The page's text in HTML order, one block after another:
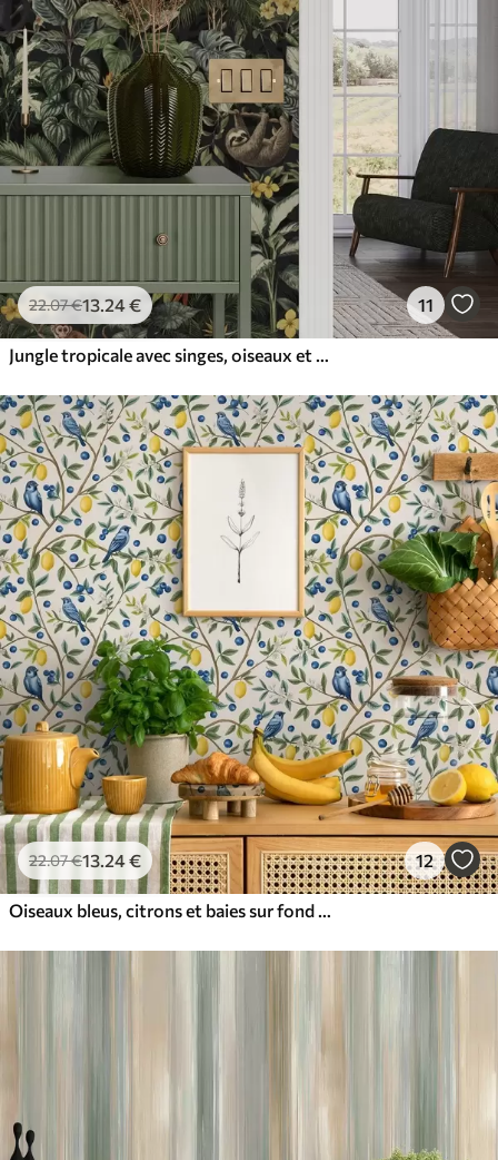
22.07€13.24€ 11
Jungle tropicale avec singes, oiseaux et feuillage dense
22.07€13.24€ 12
Oiseaux bleus, citrons et baies sur fond blanc